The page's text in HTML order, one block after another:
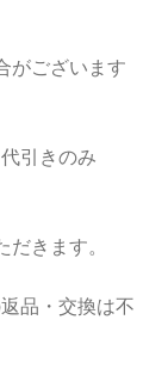
がございます
引きのみ
きます。
品・交換は不